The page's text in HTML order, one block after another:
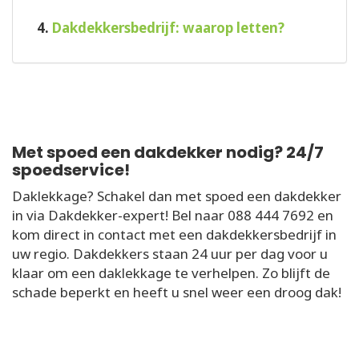
4. Dakdekkersbedrijf: waarop letten?
Met spoed een dakdekker nodig? 24/7
spoedservice!
Daklekkage? Schakel dan met spoed een dakdekker
in via Dakdekker-expert! Bel naar 088 444 7692 en
kom direct in contact met een dakdekkersbedrijf in
uw regio. Dakdekkers staan 24 uur per dag voor u
klaar om een daklekkage te verhelpen. Zo blijft de
schade beperkt en heeft u snel weer een droog dak!